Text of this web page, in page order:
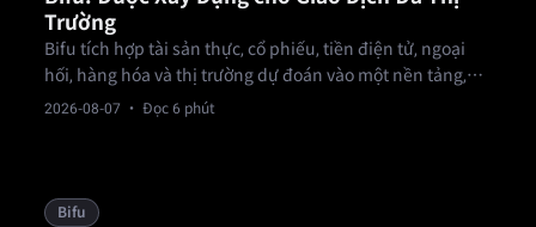
Trường
Bifu tích hợp tài sản thực, cổ phiếu, tiền điện tử, ngoại
hối, hàng hóa và thị trường dự đoán vào một nền tảng,
cho phép nhà giao dịch đa tài sản linh hoạt chuyển đổi
2026-08-07 · Đọc 6 phút
Bifu